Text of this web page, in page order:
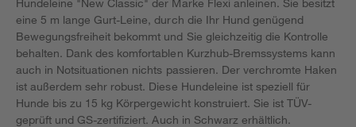
Hundeleine "New Classic" der Marke Flexi anleinen. Sie besitzt
eine 5 m lange Gurt-Leine, durch die Ihr Hund genügend
Bewegungsfreiheit bekommt und Sie gleichzeitig die Kontrolle
behalten. Dank des komfortablen Kurzhub-Bremssystems kann
auch in Notsituationen nichts passieren. Der verchromte Haken
ist außerdem sehr robust. Diese Hundeleine ist speziell für
Hunde bis zu 15 kg Körpergewicht konstruiert. Sie ist TÜV-
geprüft und GS-zertifiziert. Auch in Schwarz erhältlich.